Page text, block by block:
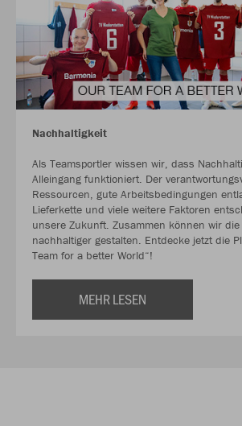
Nachhaltigkeit
Als Teamsportler wissen wir, dass
Alleingang funktioniert. Der
Ressourcen, gute Arbeitsbedingungen
Lieferkette und viele weitere Faktoren
unsere Zukunft. Zusammen können wir die
nachhaltiger gestalten. Entdecke jetzt die
Team for a better World“!
MEHR LESEN